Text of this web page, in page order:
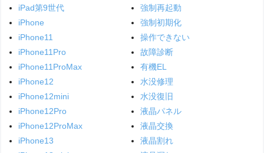
iPad第9世代
iPhone
iPhone11
iPhone11Pro
iPhone11ProMax
iPhone12
iPhone12mini
iPhone12Pro
iPhone12ProMax
iPhone13
強制再起動
強制初期化
操作できない
故障診断
有機EL
水没修理
水没復旧
液晶パネル
液晶交換
液晶割れ